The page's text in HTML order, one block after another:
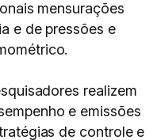
mensurações
e de pressões e
realizem
e emissões
de controle e